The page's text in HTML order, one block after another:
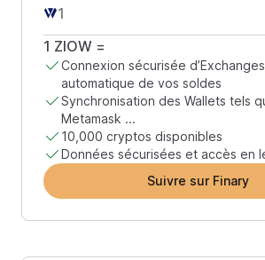
1 ZIOW =
Connexion sécurisée
automatique de vos soldes
Synchronisation des Wallets tels
Metamask ...
10,000 cryptos disponibles
Données sécurisées et accès en
Suivre sur Finary